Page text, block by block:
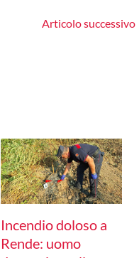
Articolo successivo
Incendio doloso a
Rende: uomo